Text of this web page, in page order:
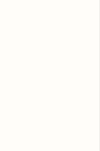
appétit.